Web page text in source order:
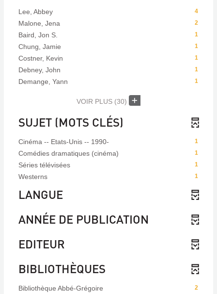
4
Lee, Abbey
2
Malone, Jena
1
Baird, Jon S.
1
Chung, Jamie
1
Costner, Kevin
1
Debney, John
1
Demange, Yann
VOIR PLUS (30)
SUJET (MOTS CLÉS)
1
Cinéma -- Etats-Unis -- 1990-
1
Comédies dramatiques (cinéma)
1
Séries télévisées
1
Westerns
LANGUE
ANNÉE DE PUBLICATION
EDITEUR
BIBLIOTHÈQUES
2
Bibliothèque Abbé-Grégoire